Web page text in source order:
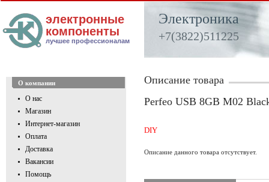
электронные
компоненты
лучшее профессионалам
Электроника
+7(3822)511225
О компании
О нас
Магазин
Интернет-магазин
Оплата
Доставка
Вакансии
Помощь
Описание товара
Perfeo USB 8GB M02
DIY
Описание данного товара отсутствует.